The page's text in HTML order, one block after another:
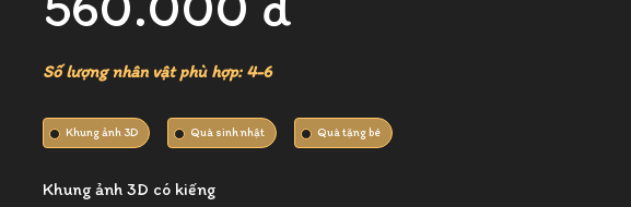
Số lượng nhân vật phù hợp: 4-6
Khung ảnh 3D Quà sinh nhật Quà tặng bé
Khung ảnh 3D có kiếng